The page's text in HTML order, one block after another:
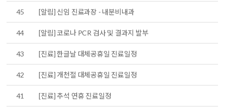
45 [알림] 신임 진료과장 - 내분비내과
44 [알림] 코로나 PCR 검사 및 결과지 발부
43 [진료] 한글날 대체공휴일 진료일정
42 [진료] 개천절 대체공휴일 진료일정
41 [진료] 추석 연휴 진료일정